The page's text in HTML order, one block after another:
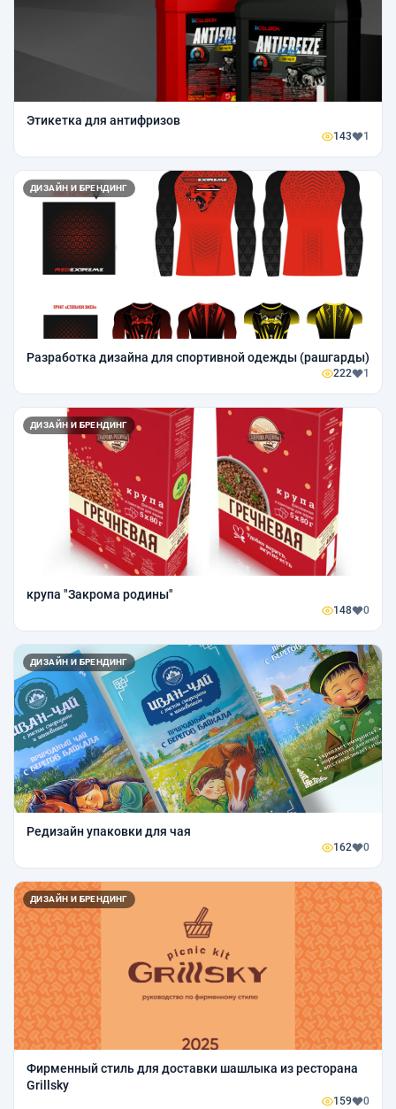
Этикетка для антифризов
143 1
ДИЗАЙН И БРЕНДИНГ
Разработка дизайна для спортивной одежды (рашгарды)
222 1
ДИЗАЙН И БРЕНДИНГ
крупа "Закрома родины"
148 0
ДИЗАЙН И БРЕНДИНГ
Редизайн упаковки для чая
162 0
ДИЗАЙН И БРЕНДИНГ
Фирменный стиль для доставки шашлыка из ресторана
Grillsky
159 0